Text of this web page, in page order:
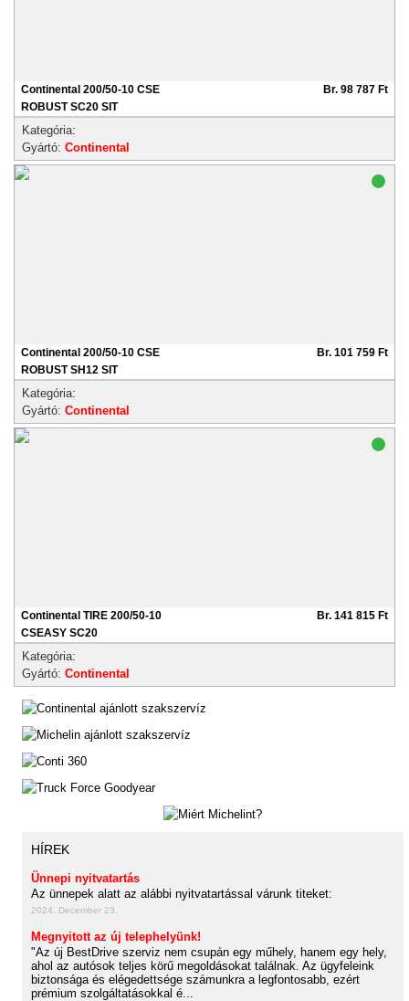
Continental 200/50-10 CSE
ROBUST SC20 SIT
Br. 98 787 Ft
Kategória:
Gyártó: Continental
Continental 200/50-10 CSE
ROBUST SH12 SIT
Br. 101 759 Ft
Kategória:
Gyártó: Continental
Continental TIRE 200/50-10
CSEASY SC20
Br. 141 815 Ft
Kategória:
Gyártó: Continental
HÍREK
Ünnepi nyitvatartás
Az ünnepek alatt az alábbi nyitvatartással várunk titeket:
2024. December 23.
Megnyitott az új telephelyünk!
"Az új BestDrive szerviz nem csupán egy műhely, hanem egy hely,
ahol az autósok teljes körű megoldásokat találnak. Az ügyfeleink
biztonsága és elégedettsége számunkra a legfontosabb, ezért
prémium szolgáltatásokkal é...